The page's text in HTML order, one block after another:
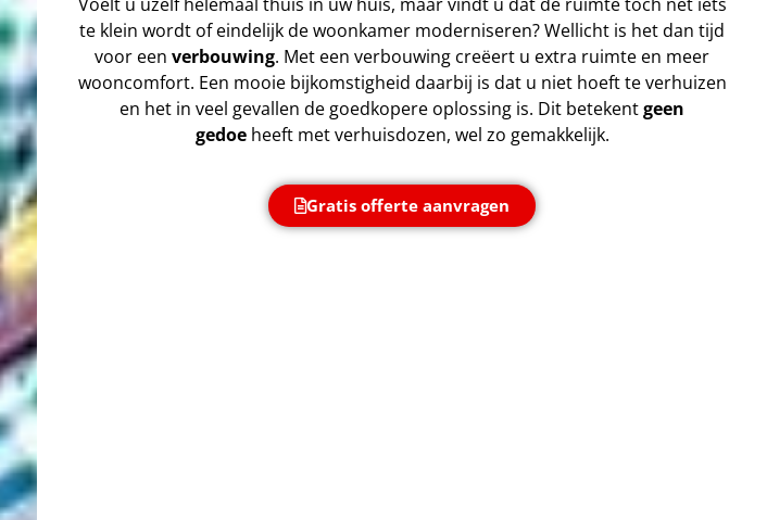
te klein wordt of eindelijk de woonkamer moderniseren? Wellicht is het dan tijd
voor een verbouwing. Met een verbouwing creëert u extra ruimte en meer
wooncomfort. Een mooie bijkomstigheid daarbij is dat u niet hoeft te verhuizen
en het in veel gevallen de goedkopere oplossing is. Dit betekentgeen
gedoeheeft met verhuisdozen, wel zo gemakkelijk.
Gratis offerte aanvragen